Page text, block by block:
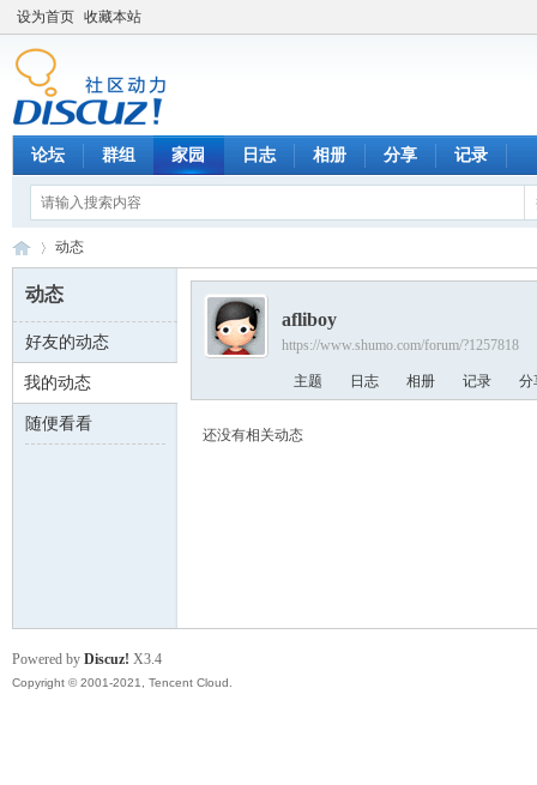
设为首页 收藏本站
论坛 群组 家园 日志 相册 分享 记录
数 ›
动态
动态
好友的动态
我的动态
随便看看
afliboy
https://www.shumo.com/forum/?1257818
主题 日志 相册 记录 分
还没有相关动态
Powered by Discuz! X3.4
Copyright © 2001-2021, Tencent Cloud.